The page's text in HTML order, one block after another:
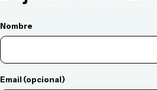
Nombre
Email (opcional)